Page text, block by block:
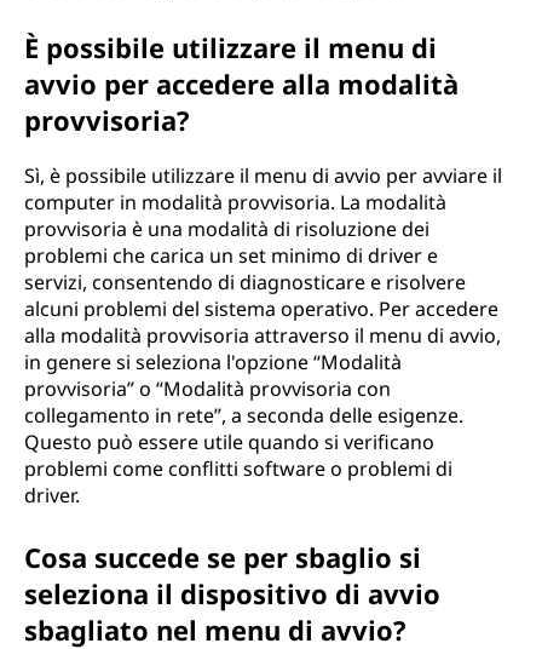
È possibile utilizzare il menu di
avvio per accedere alla modalità
provvisoria?
Sì, è possibile utilizzare il menu di avvio per avviare il
computer in modalità provvisoria. La modalità
provvisoria è una modalità di risoluzione dei
problemi che carica un set minimo di driver e
servizi, consentendo di diagnosticare e risolvere
alcuni problemi del sistema operativo. Per accedere
alla modalità provvisoria attraverso il menu di avvio,
in genere si seleziona l'opzione “Modalità
provvisoria” o “Modalità provvisoria con
collegamento in rete”, a seconda delle esigenze.
Questo può essere utile quando si verificano
problemi come conflitti software o problemi di
driver.
Cosa succede se per sbaglio si
seleziona il dispositivo di avvio
sbagliato nel menu di avvio?